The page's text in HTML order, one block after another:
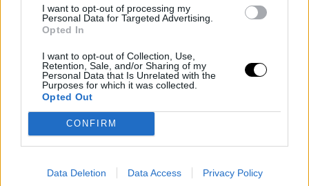
I want to opt-out of processing my
Personal Data for Targeted Advertising.
Opted In
I want to opt-out of Collection, Use,
Retention, Sale, and/or Sharing of my
Personal Data that Is Unrelated with the
Purposes for which it was collected.
Opted Out
CONFIRM
Data Deletion Data Access Privacy Policy
ΔΕΙΤΕ ΑΚΟΜΑ